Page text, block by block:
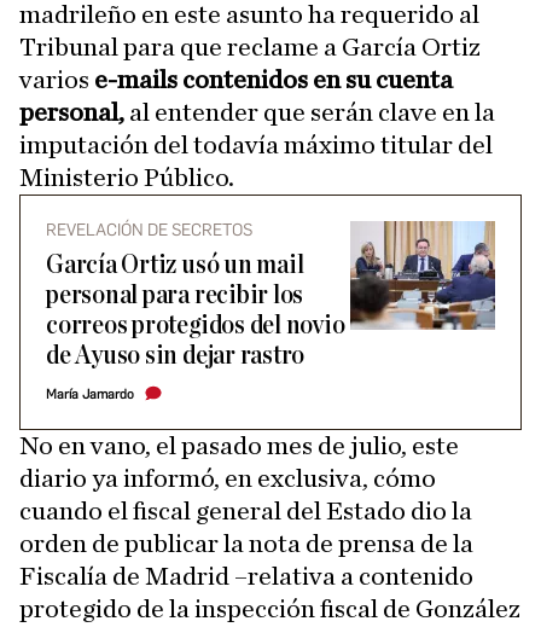
madrileño en este asunto ha requerido al
Tribunal para que reclame a García Ortiz
varios e-mails contenidos en su cuenta
personal, al entender que serán clave en la
imputación del todavía máximo titular del
Ministerio Público.
REVELACIÓN DE SECRETOS
García Ortiz usó un mail
personal para recibir los
correos protegidos del novio
de Ayuso sin dejar rastro
María Jamardo
No en vano, el pasado mes de julio, este
diario ya informó, en exclusiva, cómo
cuando el fiscal general del Estado dio la
orden de publicar la nota de prensa de la
Fiscalía de Madrid –relativa a contenido
protegido de la inspección fiscal de González